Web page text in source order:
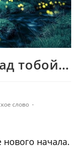
тобой…
слово
начала.